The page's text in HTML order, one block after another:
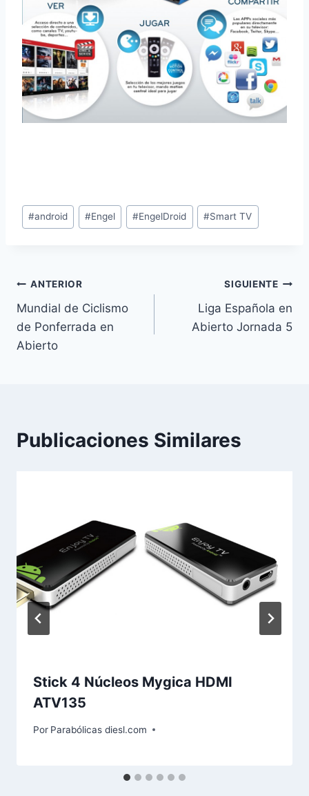
Etiquetas
de
#android #Engel #EngelDroid #Smart TV
Navegación
de
entradas
ANTERIOR
Mundial de Ciclismo
de Ponferrada en
Abierto
SIGUIENTE
Liga Española en
Abierto Jornada 5
Publicaciones Similares
Stick 4 Núcleos Mygica HDMI
ATV135
Por Parabólicas diesl.com